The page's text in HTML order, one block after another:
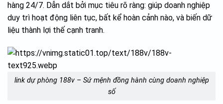
hàng 24/7. Dẫn dắt bởi mục tiêu rõ ràng: giúp doanh nghiệp
duy trì hoạt động liên tục, bất kể hoàn cảnh nào, và biến dữ
liệu thành lợi thế cạnh tranh.
link dự phòng 188v – Sứ mệnh đồng hành cùng doanh nghiệp
số